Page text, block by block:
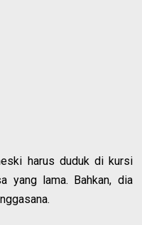
harus duduk di kursi
yang lama. Bahkan, dia